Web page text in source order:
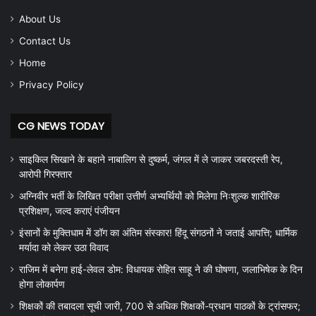
About Us
Contact Us
Home
Privacy Policy
CG NEWS TODAY
साइकिल सिखाने के बहाने नाबालिग से दुष्कर्म, जंगल में ले जाकर जबरदस्ती रेप,
आरोपी गिरफ्तार
अग्निवीर भर्ती के लिखित परीक्षा उत्तीर्ण अभ्यर्थियों को मिलेगा निःशुल्क शारीरिक
प्रशिक्षण, जल्द कराएं पंजीयन
इंसानों के मुक्तिधाम में डॉग का अंतिम संस्कार! हिंदू संगठनों ने जताई आपत्ति; धार्मिक
मर्यादा को लेकर उठा विवाद
राजिम में बनेगा हाई-लेवल डोम: विधायक रोहित साहू ने की घोषणा, जलाभिषेक के दिन
होगा लोकार्पण
शिक्षकों की तबादला सूची जारी, 700 से अधिक शिक्षकों-प्रधान पाठकों के ट्रांसफर;